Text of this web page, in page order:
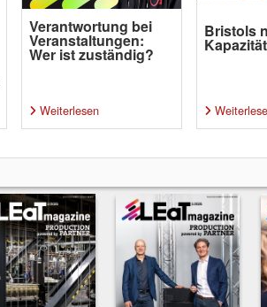
Verantwortung bei
Veranstaltungen:
Wer ist zuständig?
Weiterlesen
Bristols